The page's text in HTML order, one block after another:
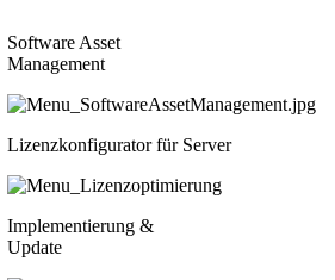
Software Asset
Management
Lizenzkonfigurator für Server
Implementierung &
Update